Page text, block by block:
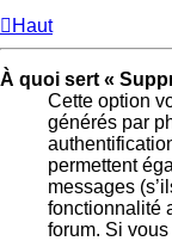
Haut
À quoi sert «
Cette option
générés par
permettent
messages
fonctionnalité
forum. Si